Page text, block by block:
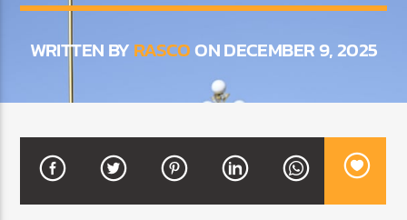
DJ MIX
12:00 AM 2:00 AM
Beone Radio
WRITTEN BYRASCOON DECEMBER 9, 2025